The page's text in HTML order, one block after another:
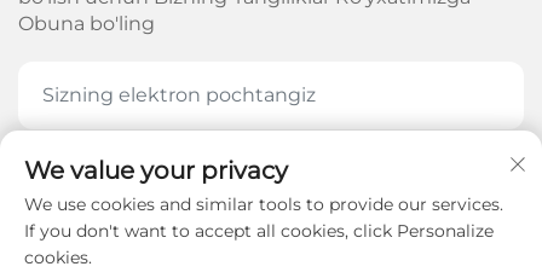
Obuna bo'ling
HOZIR OBUNA BOʻLING
We value your privacy
We use cookies and similar tools to provide our services.
If you don't want to accept all cookies, click Personalize
cookies.